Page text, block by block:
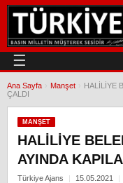
☰
Ana Sayfa Manşet
HALİLİYE
ÇALDI
MANŞET
HALİLİYE
AYINDA
Türkiye Ajans 15.05.2021